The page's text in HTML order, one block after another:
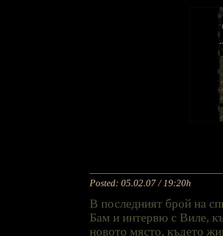
Posted: 05.02.07 / 19:20h
В последният брой на
Бам и интервю с Виле,
новото място, където